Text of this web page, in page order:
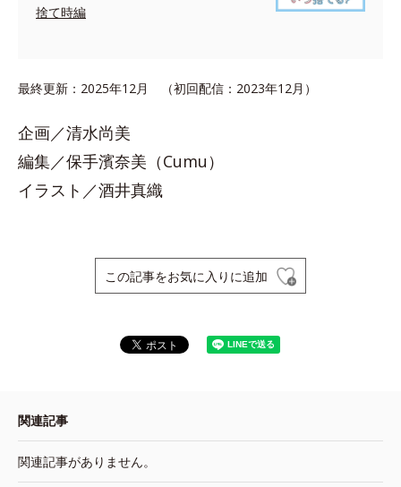
捨て時編
最終更新：2025年12月 （初回配信：2023年12月）
企画／清水尚美
編集／保手濱奈美（Cumu）
イラスト／酒井真織
この記事をお気に入りに追加
関連記事
関連記事がありません。